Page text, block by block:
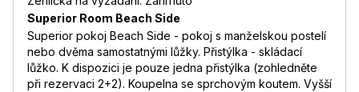
Superior Room Beach Side
Superior pokoj Beach Side - pokoj s manželskou postelí
nebo dvěma samostatnými lůžky. Přistýlka - skládací
lůžko. K dispozici je pouze jedna přistýlka (zohledněte
při rezervaci 2+2). Koupelna se sprchovým koutem. Vyšší